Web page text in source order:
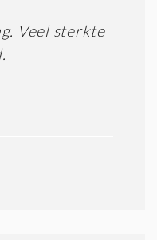
Veel sterkte